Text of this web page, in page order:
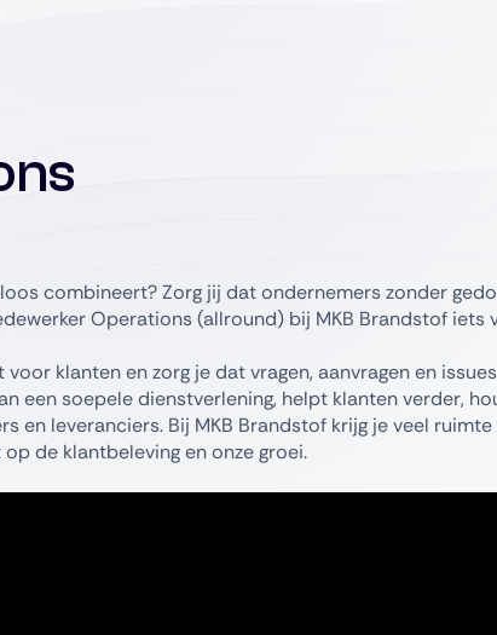
combineert? Zorg jij dat ondernemers zonder
Operations (allround) bij MKB Brandstof iets
klanten en zorg je dat vragen, aanvragen en
een soepele dienstverlening, helpt klanten verder,
en leveranciers. Bij MKB Brandstof krijg je veel
de klantbeleving en onze groei.